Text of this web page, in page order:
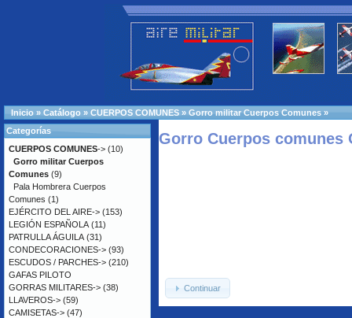
Inicio » Catálogo » CUERPOS COMUNES » Gorro militar Cuerpos Comunes »
Gorro Cuerpos comunes
Continuar
Categorías
CUERPOS COMUNES-> (10)
Gorro militar Cuerpos
Comunes (9)
Pala Hombrera Cuerpos
Comunes (1)
EJÉRCITO DEL AIRE-> (153)
LEGIÓN ESPAÑOLA (11)
PATRULLA ÁGUILA (31)
CONDECORACIONES-> (93)
ESCUDOS / PARCHES-> (210)
GAFAS PILOTO
GORRAS MILITARES-> (38)
LLAVEROS-> (59)
CAMISETAS-> (47)